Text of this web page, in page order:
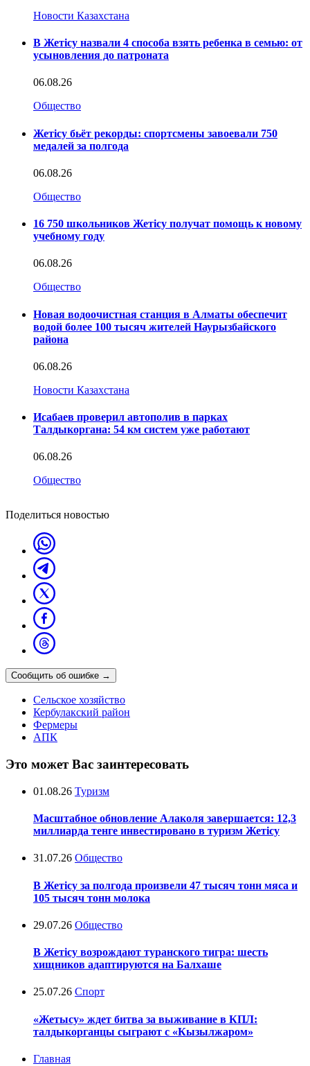
Новости Казахстана
В Жетісу назвали 4 способа взять ребенка в семью: от
усыновления до патроната
06.08.26
Общество
Жетісу бьёт рекорды: спортсмены завоевали 750
медалей за полгода
06.08.26
Общество
16 750 школьников Жетісу получат помощь к новому
учебному году
06.08.26
Общество
Новая водоочистная станция в Алматы обеспечит
водой более 100 тысяч жителей Наурызбайского
района
06.08.26
Новости Казахстана
Исабаев проверил автополив в парках
Талдыкоргана: 54 км систем уже работают
06.08.26
Общество
Поделиться новостью
Сообщить об ошибке →
Сельское хозяйство
Кербулакский район
Фермеры
АПК
Это может Вас заинтересовать
01.08.26 Туризм
Масштабное обновление Алаколя завершается: 12,3
миллиарда тенге инвестировано в туризм Жетісу
31.07.26 Общество
В Жетісу за полгода произвели 47 тысяч тонн мяса и
105 тысяч тонн молока
29.07.26 Общество
В Жетісу возрождают туранского тигра: шесть
хищников адаптируются на Балхаше
25.07.26 Спорт
«Жетысу» ждет битва за выживание в КПЛ:
талдыкорганцы сыграют с «Кызылжаром»
Главная